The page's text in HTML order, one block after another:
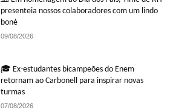
presenteia nossos colaboradores com um lindo
boné
09/08/2026
🎓 Ex-estudantes bicampeões do Enem
retornam ao Carbonell para inspirar novas
turmas
07/08/2026